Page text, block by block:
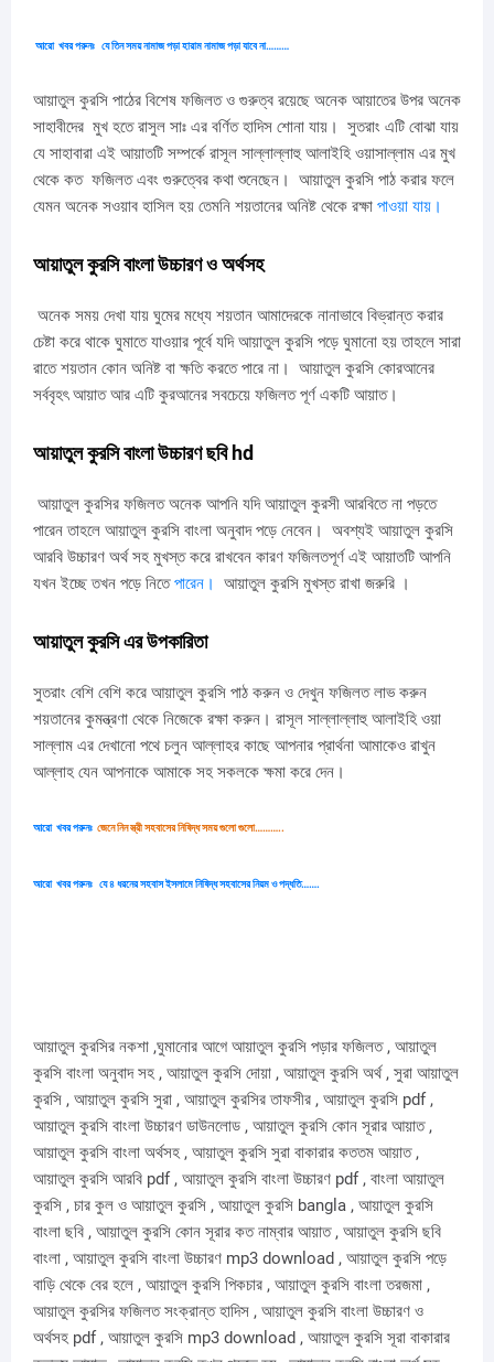
আরো খবর পরুনঃ যে তিন সময় নামাজ পড়া হারাম নামাজ পড়া যাবে না………
আয়াতুল কুরসি পাঠের বিশেষ ফজিলত ও গুরুত্ব রয়েছে অনেক আয়াতের উপর অনেক
সাহাবীদের মুখ হতে রাসুল সাঃ এর বর্ণিত হাদিস শোনা যায়। সুতরাং এটি বোঝা যায়
যে সাহাবারা এই আয়াতটি সম্পর্কে রাসূল সাল্লাল্লাহু আলাইহি ওয়াসাল্লাম এর মুখ
থেকে কত ফজিলত এবং গুরুত্বের কথা শুনেছেন। আয়াতুল কুরসি পাঠ করার ফলে
যেমন অনেক সওয়াব হাসিল হয় তেমনি শয়তানের অনিষ্ট থেকে রক্ষা পাওয়া যায়।
আয়াতুল কুরসি বাংলা উচ্চারণ ও অর্থসহ
অনেক সময় দেখা যায় ঘুমের মধ্যে শয়তান আমাদেরকে নানাভাবে বিভ্রান্ত করার
চেষ্টা করে থাকে ঘুমাতে যাওয়ার পূর্বে যদি আয়াতুল কুরসি পড়ে ঘুমানো হয় তাহলে সারা
রাতে শয়তান কোন অনিষ্ট বা ক্ষতি করতে পারে না। আয়াতুল কুরসি কোরআনের
সর্ববৃহৎ আয়াত আর এটি কুরআনের সবচেয়ে ফজিলত পূর্ণ একটি আয়াত।
আয়াতুল কুরসি বাংলা উচ্চারণ ছবি hd
আয়াতুল কুরসির ফজিলত অনেক আপনি যদি আয়াতুল কুরসী আরবিতে না পড়তে
পারেন তাহলে আয়াতুল কুরসি বাংলা অনুবাদ পড়ে নেবেন। অবশ্যই আয়াতুল কুরসি
আরবি উচ্চারণ অর্থ সহ মুখস্ত করে রাখবেন কারণ ফজিলতপূর্ণ এই আয়াতটি আপনি
যখন ইচ্ছে তখন পড়ে নিতেপারেন। আয়াতুল কুরসি মুখস্ত রাখা জরুরি ।
আয়াতুল কুরসি এর উপকারিতা
সুতরাং বেশি বেশি করে আয়াতুল কুরসি পাঠ করুন ও দেখুন ফজিলত লাভ করুন
শয়তানের কুমন্ত্রণা থেকে নিজেকে রক্ষা করুন। রাসূল সাল্লাল্লাহু আলাইহি ওয়া
সাল্লাম এর দেখানো পথে চলুন আল্লাহর কাছে আপনার প্রার্থনা আমাকেও রাখুন
আল্লাহ যেন আপনাকে আমাকে সহ সকলকে ক্ষমা করে দেন।
আরো খবর পরুনঃ জেনে নিনস্ত্রী সহবাসের নিষিদ্ধ সময় গুলো গুলো………..
আরো খবর পরুনঃ যে ৪ ধরনের সহবাস ইসলামে নিষিদ্ধ সহবাসের নিয়ম ও পদ্ধতি…….
আয়াতুল কুরসির নকশা ,ঘুমানোর আগে আয়াতুল কুরসি পড়ার ফজিলত , আয়াতুল
কুরসি বাংলা অনুবাদ সহ , আয়াতুল কুরসি দোয়া , আয়াতুল কুরসি অর্থ , সুরা আয়াতুল
কুরসি , আয়াতুল কুরসি সুরা , আয়াতুল কুরসির তাফসীর , আয়াতুল কুরসি pdf ,
আয়াতুল কুরসি বাংলা উচ্চারণ ডাউনলোড , আয়াতুল কুরসি কোন সূরার আয়াত ,
আয়াতুল কুরসি বাংলা অর্থসহ , আয়াতুল কুরসি সুরা বাকারার কততম আয়াত ,
আয়াতুল কুরসি আরবি pdf , আয়াতুল কুরসি বাংলা উচ্চারণ pdf , বাংলা আয়াতুল
কুরসি , চার কুল ও আয়াতুল কুরসি , আয়াতুল কুরসি bangla , আয়াতুল কুরসি
বাংলা ছবি , আয়াতুল কুরসি কোন সূরার কত নাম্বার আয়াত , আয়াতুল কুরসি ছবি
বাংলা , আয়াতুল কুরসি বাংলা উচ্চারণ mp3 download , আয়াতুল কুরসি পড়ে
বাড়ি থেকে বের হলে , আয়াতুল কুরসি পিকচার , আয়াতুল কুরসি বাংলা তরজমা ,
আয়াতুল কুরসির ফজিলত সংক্রান্ত হাদিস , আয়াতুল কুরসি বাংলা উচ্চারণ ও
অর্থসহ pdf , আয়াতুল কুরসি mp3 download , আয়াতুল কুরসি সূরা বাকারার